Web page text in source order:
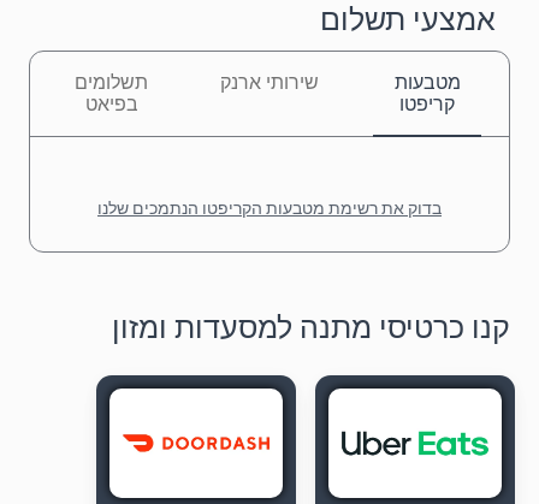
אמצעי תשלום
מטבעות
קריפטו
שירותי ארנק
תשלומים
בפיאט
בדוק את רשימת מטבעות הקריפטו הנתמכים שלנו
קנו כרטיסי מתנה למסעדות ומזון